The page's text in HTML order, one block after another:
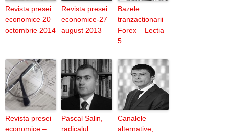
Revista presei
economice 20
octombrie 2014
Revista presei
economice-27
august 2013
Bazele
tranzactionarii
Forex – Lectia
5
Revista presei
economice –
Pascal Salin,
radicalul
Canalele
alternative,